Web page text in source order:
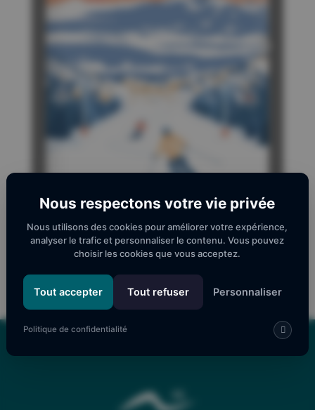
1/40
Nous respectons votre vie privée
Nous utilisons des cookies pour améliorer votre expérience,
analyser le trafic et personnaliser le contenu. Vous pouvez
choisir les cookies que vous acceptez.
Tout accepter Tout refuser Personnaliser
Politique de confidentialité